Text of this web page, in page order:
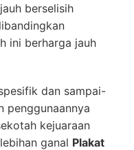
berselisih
ini berharga jauh
dan sampai-
penggunaannya
kejuaraan
ganal Plakat